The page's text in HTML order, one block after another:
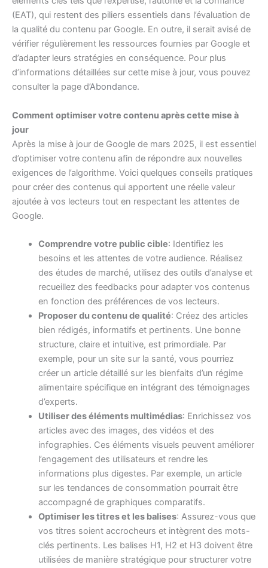
(EAT), qui restent des piliers essentiels dans l’évaluation de
la qualité du contenu par Google. En outre, il serait avisé de
vérifier régulièrement les ressources fournies par Google et
d’adapter leurs stratégies en conséquence. Pour plus
d’informations détaillées sur cette mise à jour, vous pouvez
consulter la page d’Abondance.
Comment optimiser votre contenu après cette mise à
jour
Après la mise à jour de Google de mars 2025, il est essentiel
d’optimiser votre contenu afin de répondre aux nouvelles
exigences de l’algorithme. Voici quelques conseils pratiques
pour créer des contenus qui apportent une réelle valeur
ajoutée à vos lecteurs tout en respectant les attentes de
Google.
Comprendre votre public cible: Identifiez les
besoins et les attentes de votre audience. Réalisez
des études de marché, utilisez des outils d’analyse et
recueillez des feedbacks pour adapter vos contenus
en fonction des préférences de vos lecteurs.
Proposer du contenu de qualité: Créez des articles
bien rédigés, informatifs et pertinents. Une bonne
structure, claire et intuitive, est primordiale. Par
exemple, pour un site sur la santé, vous pourriez
créer un article détaillé sur les bienfaits d’un régime
alimentaire spécifique en intégrant des témoignages
d’experts.
Utiliser des éléments multimédias: Enrichissez vos
articles avec des images, des vidéos et des
infographies. Ces éléments visuels peuvent améliorer
l’engagement des utilisateurs et rendre les
informations plus digestes. Par exemple, un article
sur les tendances de consommation pourrait être
accompagné de graphiques comparatifs.
Optimiser les titres et les balises: Assurez-vous que
vos titres soient accrocheurs et intègrent des mots-
clés pertinents. Les balises H1, H2 et H3 doivent être
utilisées de manière stratégique pour structurer votre